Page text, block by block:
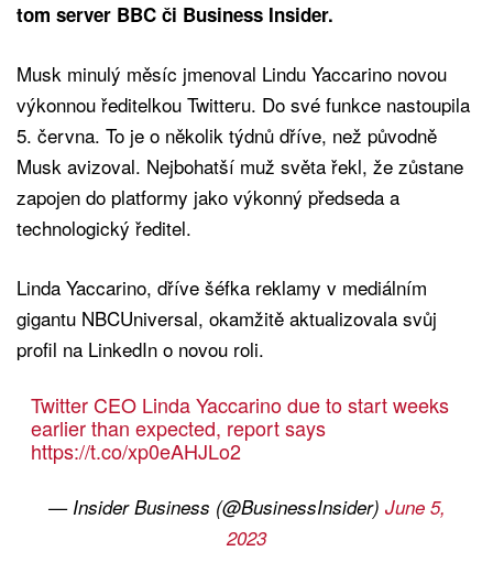
tom server BBC či Business Insider.
Musk minulý měsíc jmenoval Lindu Yaccarino novou
výkonnou ředitelkou Twitteru. Do své funkce nastoupila
5. června. To je o několik týdnů dříve, než původně
Musk avizoval. Nejbohatší muž světa řekl, že zůstane
zapojen do platformy jako výkonný předseda a
technologický ředitel.
Linda Yaccarino, dříve šéfka reklamy v mediálním
gigantu NBCUniversal, okamžitě aktualizovala svůj
profil na LinkedIn o novou roli.
Twitter CEO Linda Yaccarino due to start weeks
earlier than expected, report says
https://t.co/xp0eAHJLo2
— Insider Business (@BusinessInsider) June 5,
2023